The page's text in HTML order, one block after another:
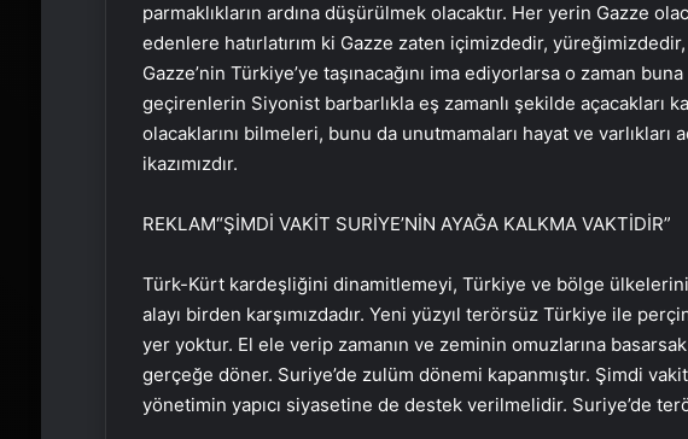
parmaklıkların ardına düşürülmek olacaktır. Her yerin Gazze
edenlere hatırlatırım ki Gazze zaten içimizdedir, yüreğimizdedir,
Gazze’nin Türkiye’ye taşınacağını ima ediyorlarsa o zaman
geçirenlerin Siyonist barbarlıkla eş zamanlı şekilde açacakları
olacaklarını bilmeleri, bunu da unutmamaları hayat ve varlıkları
ikazımızdır.
REKLAM“ŞİMDİ VAKİT SURİYE’NİN AYAĞA KALKMA VAKTİDİR”
Türk-Kürt kardeşliğini dinamitlemeyi, Türkiye ve bölge
alayı birden karşımızdadır. Yeni yüzyıl terörsüz Türkiye ile
yer yoktur. El ele verip zamanın ve zeminin omuzlarına
gerçeğe döner. Suriye’de zulüm dönemi kapanmıştır. Şimdi
yönetimin yapıcı siyasetine de destek verilmelidir. Suriye’de